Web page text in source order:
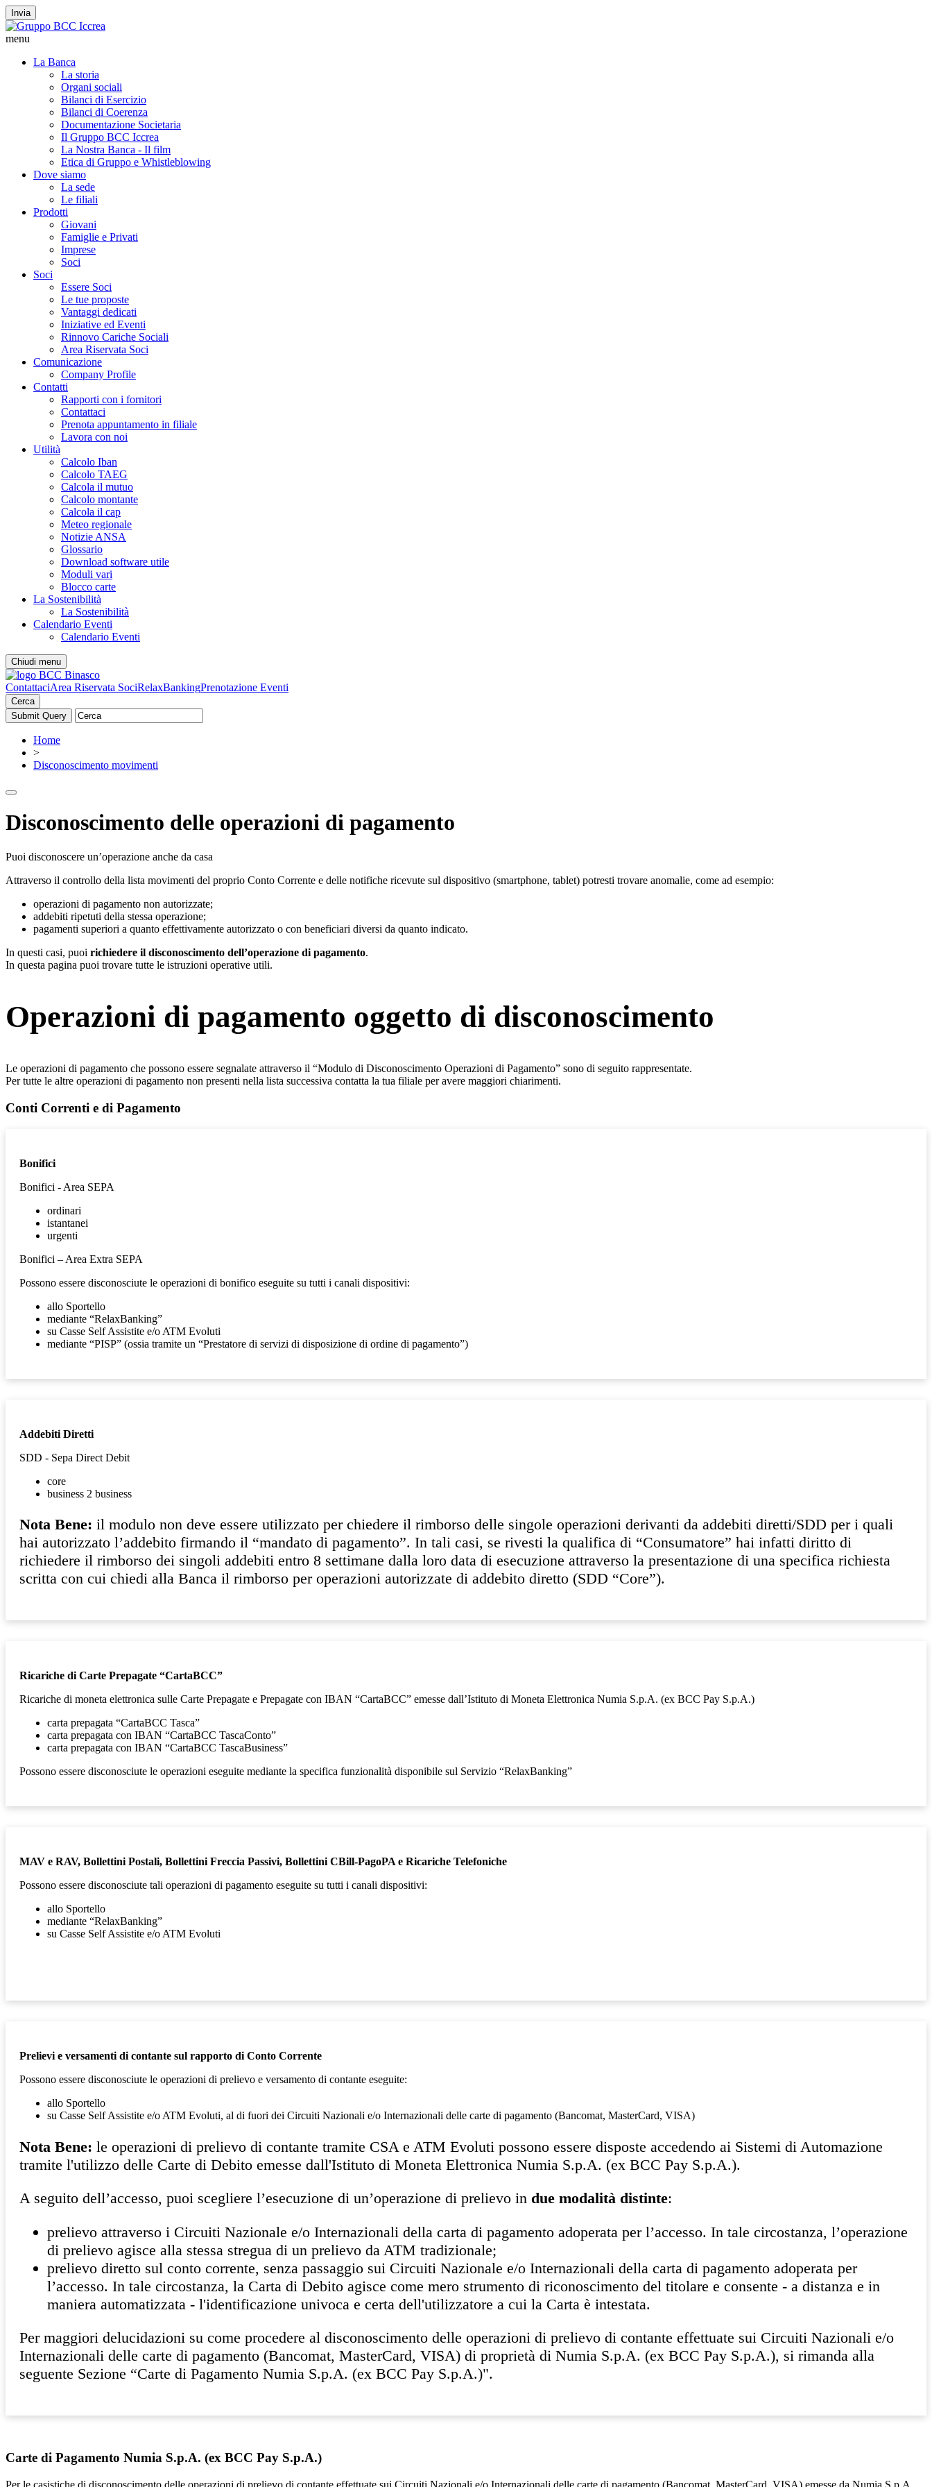
Invia
menu
La Banca
La storia
Organi sociali
Bilanci di Esercizio
Bilanci di Coerenza
Documentazione Societaria
Il Gruppo BCC Iccrea
La Nostra Banca - Il film
Etica di Gruppo e Whistleblowing
Dove siamo
La sede
Le filiali
Prodotti
Giovani
Famiglie e Privati
Imprese
Soci
Soci
Essere Soci
Le tue proposte
Vantaggi dedicati
Iniziative ed Eventi
Rinnovo Cariche Sociali
Area Riservata Soci
Comunicazione
Company Profile
Contatti
Rapporti con i fornitori
Contattaci
Prenota appuntamento in filiale
Lavora con noi
Utilità
Calcolo Iban
Calcolo TAEG
Calcola il mutuo
Calcolo montante
Calcola il cap
Meteo regionale
Notizie ANSA
Glossario
Download software utile
Moduli vari
Blocco carte
La Sostenibilità
La Sostenibilità
Calendario Eventi
Calendario Eventi
Chiudi menu
ContattaciArea Riservata SociRelaxBankingPrenotazione Eventi
Cerca
Home
>
Disconoscimento movimenti
Disconoscimento delle operazioni di pagamento
Puoi disconoscere un’operazione anche da casa
Attraverso il controllo della lista movimenti del proprio Conto Corrente e delle notifiche ricevute sul dispositivo (smartphone, tablet) potresti trovare anomalie, come ad esempio:
operazioni di pagamento non autorizzate;
addebiti ripetuti della stessa operazione;
pagamenti superiori a quanto effettivamente autorizzato o con beneficiari diversi da quanto indicato.
In questi casi, puoi richiedere il disconoscimento dell’operazione di pagamento.
In questa pagina puoi trovare tutte le istruzioni operative utili.
Operazioni di pagamento oggetto di disconoscimento
Le operazioni di pagamento che possono essere segnalate attraverso il “Modulo di Disconoscimento Operazioni di Pagamento” sono di seguito rappresentate.
Per tutte le altre operazioni di pagamento non presenti nella lista successiva contatta la tua filiale per avere maggiori chiarimenti.
Conti Correnti e di Pagamento
Bonifici
Bonifici - Area SEPA
ordinari
istantanei
urgenti
Bonifici – Area Extra SEPA
Possono essere disconosciute le operazioni di bonifico eseguite su tutti i canali dispositivi:
allo Sportello
mediante “RelaxBanking”
su Casse Self Assistite e/o ATM Evoluti
mediante “PISP” (ossia tramite un “Prestatore di servizi di disposizione di ordine di pagamento”)
Addebiti Diretti
SDD - Sepa Direct Debit
core
business 2 business
Nota Bene: il modulo non deve essere utilizzato per chiedere il rimborso delle singole operazioni derivanti da addebiti diretti/SDD per i quali
hai autorizzato l’addebito firmando il “mandato di pagamento”. In tali casi, se rivesti la qualifica di “Consumatore” hai infatti diritto di
richiedere il rimborso dei singoli addebiti entro 8 settimane dalla loro data di esecuzione attraverso la presentazione di una specifica richiesta
scritta con cui chiedi alla Banca il rimborso per operazioni autorizzate di addebito diretto (SDD “Core”).
Ricariche di Carte Prepagate “CartaBCC”
Ricariche di moneta elettronica sulle Carte Prepagate e Prepagate con IBAN “CartaBCC” emesse dall’Istituto di Moneta Elettronica Numia S.p.A. (ex BCC Pay S.p.A.)
carta prepagata “CartaBCC Tasca”
carta prepagata con IBAN “CartaBCC TascaConto”
carta prepagata con IBAN “CartaBCC TascaBusiness”
Possono essere disconosciute le operazioni eseguite mediante la specifica funzionalità disponibile sul Servizio “RelaxBanking”
MAV e RAV, Bollettini Postali, Bollettini Freccia Passivi, Bollettini CBill-PagoPA e Ricariche Telefoniche
Possono essere disconosciute tali operazioni di pagamento eseguite su tutti i canali dispositivi:
allo Sportello
mediante “RelaxBanking”
su Casse Self Assistite e/o ATM Evoluti
Prelievi e versamenti di contante sul rapporto di Conto Corrente
Possono essere disconosciute le operazioni di prelievo e versamento di contante eseguite:
allo Sportello
su Casse Self Assistite e/o ATM Evoluti, al di fuori dei Circuiti Nazionali e/o Internazionali delle carte di pagamento (Bancomat, MasterCard, VISA)
Nota Bene: le operazioni di prelievo di contante tramite CSA e ATM Evoluti possono essere disposte accedendo ai Sistemi di Automazione
tramite l'utilizzo delle Carte di Debito emesse dall'Istituto di Moneta Elettronica Numia S.p.A. (ex BCC Pay S.p.A.).
A seguito dell’accesso, puoi scegliere l’esecuzione di un’operazione di prelievo in due modalità distinte:
prelievo attraverso i Circuiti Nazionale e/o Internazionali della carta di pagamento adoperata per l’accesso. In tale circostanza, l’operazione
di prelievo agisce alla stessa stregua di un prelievo da ATM tradizionale;
prelievo diretto sul conto corrente, senza passaggio sui Circuiti Nazionale e/o Internazionali della carta di pagamento adoperata per
l’accesso. In tale circostanza, la Carta di Debito agisce come mero strumento di riconoscimento del titolare e consente - a distanza e in
maniera automatizzata - l'identificazione univoca e certa dell'utilizzatore a cui la Carta è intestata.
Per maggiori delucidazioni su come procedere al disconoscimento delle operazioni di prelievo di contante effettuate sui Circuiti Nazionali e/o
Internazionali delle carte di pagamento (Bancomat, MasterCard, VISA) di proprietà di Numia S.p.A. (ex BCC Pay S.p.A.), si rimanda alla
seguente Sezione “Carte di Pagamento Numia S.p.A. (ex BCC Pay S.p.A.)".
Carte di Pagamento Numia S.p.A. (ex BCC Pay S.p.A.)